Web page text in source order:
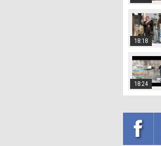
18:18
18:24